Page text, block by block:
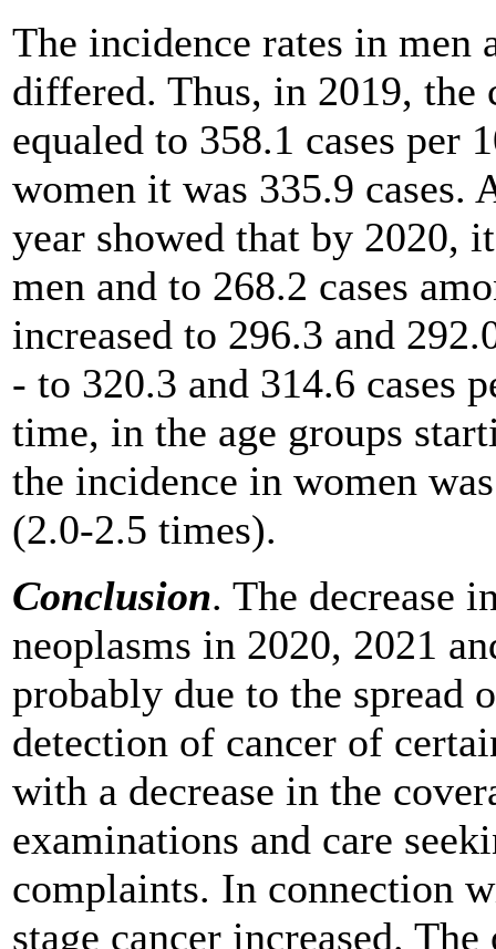
The incidence rates in men
differed. Thus, in 2019, the
equaled to 358.1 cases per
women it was 335.9 cases.
year showed that by 2020,
men and to 268.2 cases
increased to 296.3 and
- to 320.3 and 314.6 cases
time, in the age groups
the incidence in women
(2.0-2.5 times).
Conclusion. The decrease
neoplasms in 2020, 2021
probably due to the spread
detection of cancer of
with a decrease in the
examinations and care
complaints. In connection
stage cancer increased.